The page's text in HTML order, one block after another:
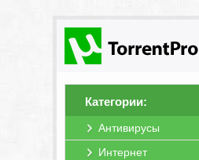
Категории:
Антивирусы
Интернет